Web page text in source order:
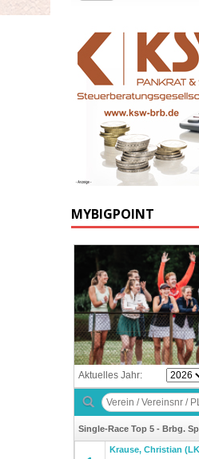
MYBIGPOINT